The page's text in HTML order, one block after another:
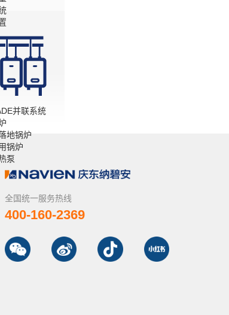
并联系统
地锅炉
锅炉
泵
全国统一服务热线
400-160-2369